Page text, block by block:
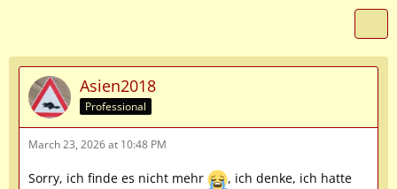
Asien2018
Professional
March 23, 2026 at 10:48 PM
Sorry, ich finde es nicht mehr
, ich denke, ich hatte